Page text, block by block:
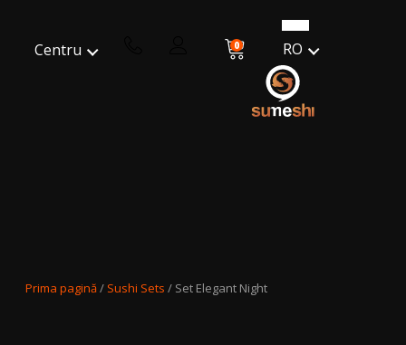
Centru 0 RO
Prima pagină/ Sushi Sets / Set Elegant Night